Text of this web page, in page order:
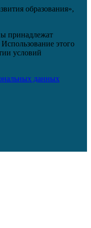
образования»,
принадлежат
этого
условий
данных